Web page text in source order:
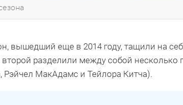
вышедший еще в 2014 году, тащили на
второй разделили между собой несколько
Рэйчел МакАдамс и Тейлора Китча).